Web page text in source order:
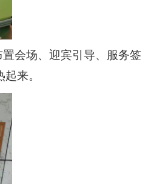
会场、迎宾引导、服务签
来。